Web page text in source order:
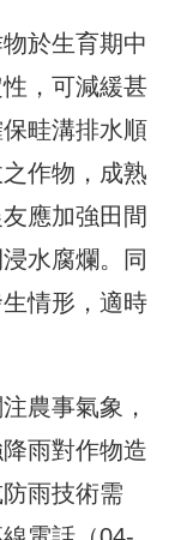
於生育期中
，可減緩甚
畦溝排水順
作物，成熟
應加強田間
水腐爛。同
情形，適時
農事氣象，
雨對作物造
雨技術需